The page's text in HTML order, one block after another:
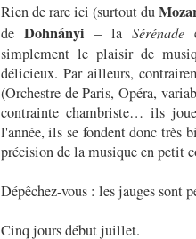
Rien de rare ici (surtout du
de Dohnányi – la Sérénade
simplement le plaisir de
délicieux. Par ailleurs,
(Orchestre de Paris, Opéra,
contrainte chambriste… ils
l'année, ils se fondent donc très
précision de la musique en petit
Dépêchez-vous : les jauges sont
Cinq jours début juillet.